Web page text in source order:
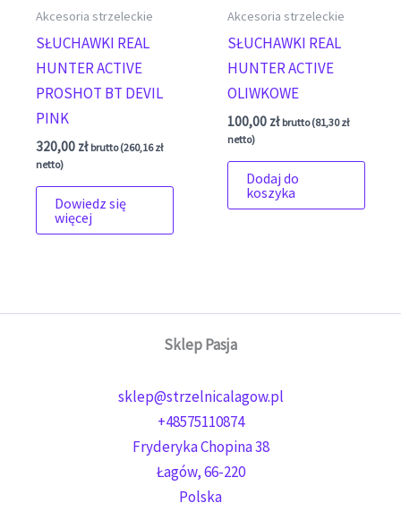
Akcesoria strzeleckie
SŁUCHAWKI REAL
HUNTER ACTIVE
PROSHOT BT DEVIL
PINK
320,00 zł brutto (260,16zł
netto)
Dowiedz się
więcej
Akcesoria strzeleckie
SŁUCHAWKI REAL
HUNTER ACTIVE
OLIWKOWE
100,00 zł brutto (81,30zł
netto)
Dodaj do
koszyka
Sklep Pasja
sklep@strzelnicalagow.pl
+48575110874
Fryderyka Chopina 38
Łagów,66-220
Polska